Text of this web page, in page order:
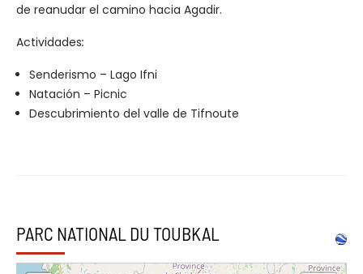
de reanudar el camino hacia Agadir.
Actividades:
Senderismo – Lago Ifni
Natación – Picnic
Descubrimiento del valle de Tifnoute
PARC NATIONAL DU TOUBKAL